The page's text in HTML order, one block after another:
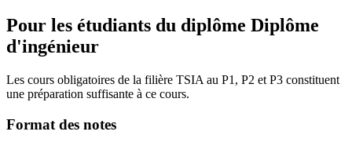
Pour les étudiants du diplôme Diplôme
d'ingénieur
Les cours obligatoires de la filière TSIA au P1, P2 et P3 constituent
une préparation suffisante à ce cours.
Format des notes